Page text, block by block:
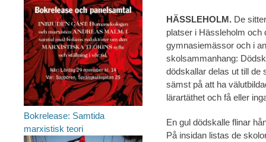
HÄSSLEHOLM. De
platser i Hässleholm och
gymnasiemässor och i
skolsammanhang:
dödskallar delas ut till de
sämst på att ha
lärartäthet och få eller
En gul dödskalle flinar
På insidan listas de
Bokrelease: Samtida
marxistisk teori